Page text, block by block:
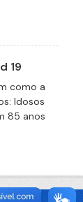
19
como a
Idosos
85 anos